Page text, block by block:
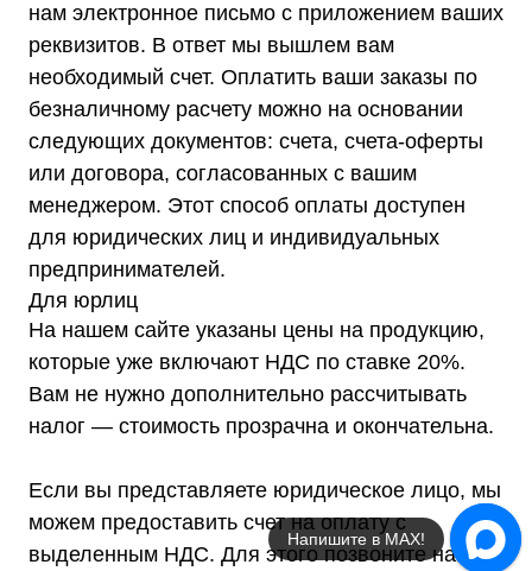
нам электронное письмо с приложением ваших
реквизитов. В ответ мы вышлем вам
необходимый счет. Оплатить ваши заказы по
безналичному расчету можно на основании
следующих документов: счета, счета-оферты
или договора, согласованных с вашим
менеджером. Этот способ оплаты доступен
для юридических лиц и индивидуальных
предпринимателей.
Для юрлиц
На нашем сайте указаны цены на продукцию,
которые уже включают НДС по ставке 20%.
Вам не нужно дополнительно рассчитывать
налог — стоимость прозрачна и окончательна.
Если вы представляете юридическое лицо, мы
можем предоставить счет на оплату с
выделенным НДС. Для этого позвоните нам
Напишите в МАХ!